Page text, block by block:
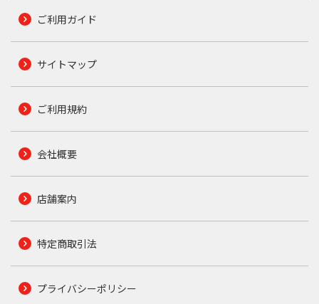
ご利用ガイド
サイトマップ
ご利用規約
会社概要
店舗案内
特定商取引法
プライバシーポリシー